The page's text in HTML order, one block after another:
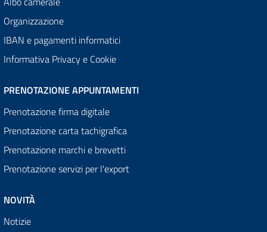
Organizzazione
IBAN e pagamenti informatici
Informativa Privacy e Cookie
PRENOTAZIONE APPUNTAMENTI
Prenotazione firma digitale
Prenotazione carta tachigrafica
Prenotazione marchi e brevetti
Prenotazione servizi per l'export
NOVITÀ
Notizie